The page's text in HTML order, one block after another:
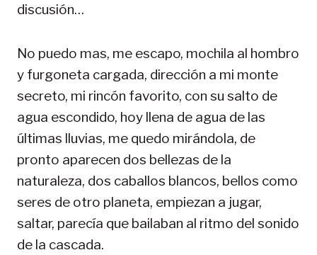
discusión…
No puedo mas, me escapo, mochila al hombro
y furgoneta cargada, dirección a mi monte
secreto, mi rincón favorito, con su salto de
agua escondido, hoy llena de agua de las
últimas lluvias, me quedo mirándola, de
pronto aparecen dos bellezas de la
naturaleza, dos caballos blancos, bellos como
seres de otro planeta, empiezan a jugar,
saltar, parecía que bailaban al ritmo del sonido
de la cascada.